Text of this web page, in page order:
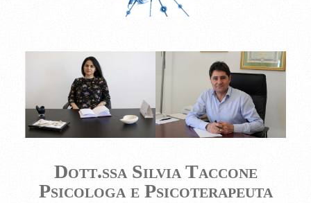
Dott.ssa Silvia Taccone
Psicologa e Psicoterapeuta